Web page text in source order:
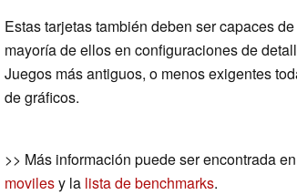
Estas tarjetas también deben ser capaces
mayoría de ellos en configuraciones de
Juegos más antiguos, o menos exigentes
de gráficos.
>> Más información puede ser encontrada
movilesy la lista de benchmarks.